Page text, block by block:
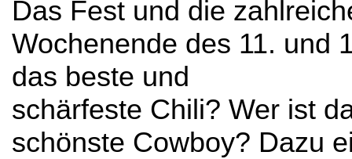
Das Fest und die
Wochenende des 11. und
das beste und
schärfeste Chili? Wer ist
schönste Cowboy? Dazu